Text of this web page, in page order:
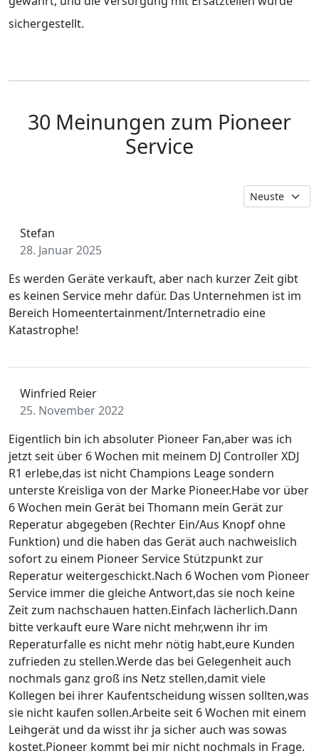
sichergestellt.
30 Meinungen zum Pioneer
Service
Stefan
28. Januar 2025
Es werden Geräte verkauft, aber nach kurzer Zeit gibt
es keinen Service mehr dafür. Das Unternehmen ist im
Bereich Homeentertainment/Internetradio eine
Katastrophe!
Winfried Reier
25. November 2022
Eigentlich bin ich absoluter Pioneer Fan,aber was ich
jetzt seit über 6 Wochen mit meinem DJ Controller XDJ
R1 erlebe,das ist nicht Champions Leage sondern
unterste Kreisliga von der Marke Pioneer.Habe vor über
6 Wochen mein Gerät bei Thomann mein Gerät zur
Reperatur abgegeben (Rechter Ein/Aus Knopf ohne
Funktion) und die haben das Gerät auch nachweislich
sofort zu einem Pioneer Service Stützpunkt zur
Reperatur weitergeschickt.Nach 6 Wochen vom Pioneer
Service immer die gleiche Antwort,das sie noch keine
Zeit zum nachschauen hatten.Einfach lächerlich.Dann
bitte verkauft eure Ware nicht mehr,wenn ihr im
Reperaturfalle es nicht mehr nötig habt,eure Kunden
zufrieden zu stellen.Werde das bei Gelegenheit auch
nochmals ganz groß ins Netz stellen,damit viele
Kollegen bei ihrer Kaufentscheidung wissen sollten,was
sie nicht kaufen sollen.Arbeite seit 6 Wochen mit einem
Leihgerät und da wisst ihr ja sicher auch was sowas
kostet.Pioneer kommt bei mir nicht nochmals in Frage.